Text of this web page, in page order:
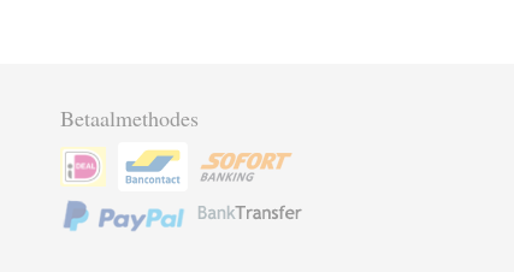
Betaalmethodes